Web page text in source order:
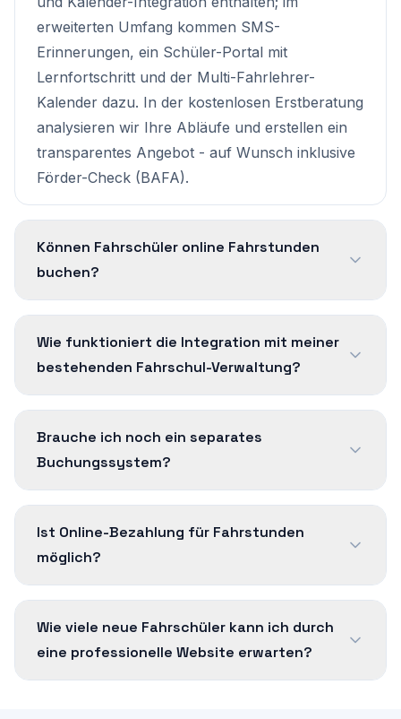
erweiterten Umfang kommen SMS-
Erinnerungen, ein Schüler-Portal mit
Lernfortschritt und der Multi-Fahrlehrer-
Kalender dazu. In der kostenlosen Erstberatung
analysieren wir Ihre Abläufe und erstellen ein
transparentes Angebot - auf Wunsch inklusive
Förder-Check (BAFA).
Können Fahrschüler online Fahrstunden
buchen?
Wie funktioniert die Integration mit meiner
bestehenden Fahrschul-Verwaltung?
Brauche ich noch ein separates
Buchungssystem?
Ist Online-Bezahlung für Fahrstunden
möglich?
Wie viele neue Fahrschüler kann ich durch
eine professionelle Website erwarten?